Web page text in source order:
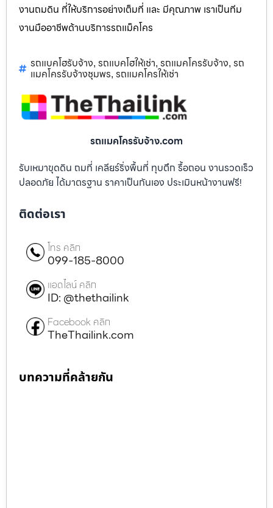
งานถมดิน ที่ให้บริการอย่างเต็มที่ และ มีคุณภาพ เราเป็นทีม
งานมืออาชีพด้านบริการรถแม็คโคร
รถแบคโฮรับจ้าง, รถแบคโฮให้เช่า, รถแมคโครรับจ้าง, รถ
แมคโครรับจ้างชุมพร, รถแมคโครให้เช่า
รถแมคโครรับจ้าง.com
รับเหมาขุดดิน ถมที่ เคลียร์ริ่งพื้นที่ ทุบตึก รื้อถอน งานรวดเร็ว
ปลอดภัย ได้มาตรฐาน ราคาเป็นกันเอง ประเมินหน้างานฟรี!
ติดต่อเรา
โทร คลิก
099-185-8000
แอดไลน์ คลิก
ID: @thethailink
Facebook คลิก
TheThailink.com
บทความที่คล้ายกัน